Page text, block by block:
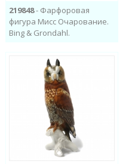
219848- Фарфоровая
фигура Мисс Очарование.
Bing & Grondahl.